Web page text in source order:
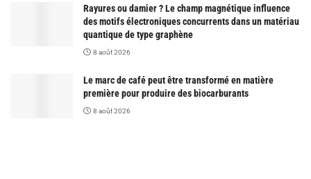
Rayures ou damier ? Le champ magnétique influence
des motifs électroniques concurrents dans un matériau
quantique de type graphène
8 août 2026
Le marc de café peut être transformé en matière
première pour produire des biocarburants
8 août 2026